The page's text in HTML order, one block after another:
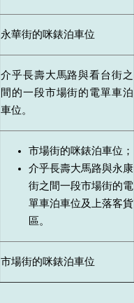
永華街的咪錶泊車位
介乎長壽大馬路與看台街之
間的一段市場街的電單車泊
車位。
市場街的咪錶泊車位；
介乎長壽大馬路與永康
街之間一段市場街的電
單車泊車位及上落客貨
區。
市場街的咪錶泊車位